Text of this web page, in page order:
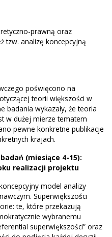
prawną oraz
tzw. analizę koncepcyjną
poświęcono na
teorii większości w
badania wykazały, że teoria
w dużej mierze tematem
pewne konkretne publikacje
krajach.
(miesiące 4-15):
realizacji projektu
model analizy
Superwiększości
te, które przekazują
wybranemu
superwiększości” oraz